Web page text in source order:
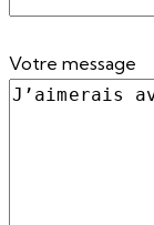
Votre message